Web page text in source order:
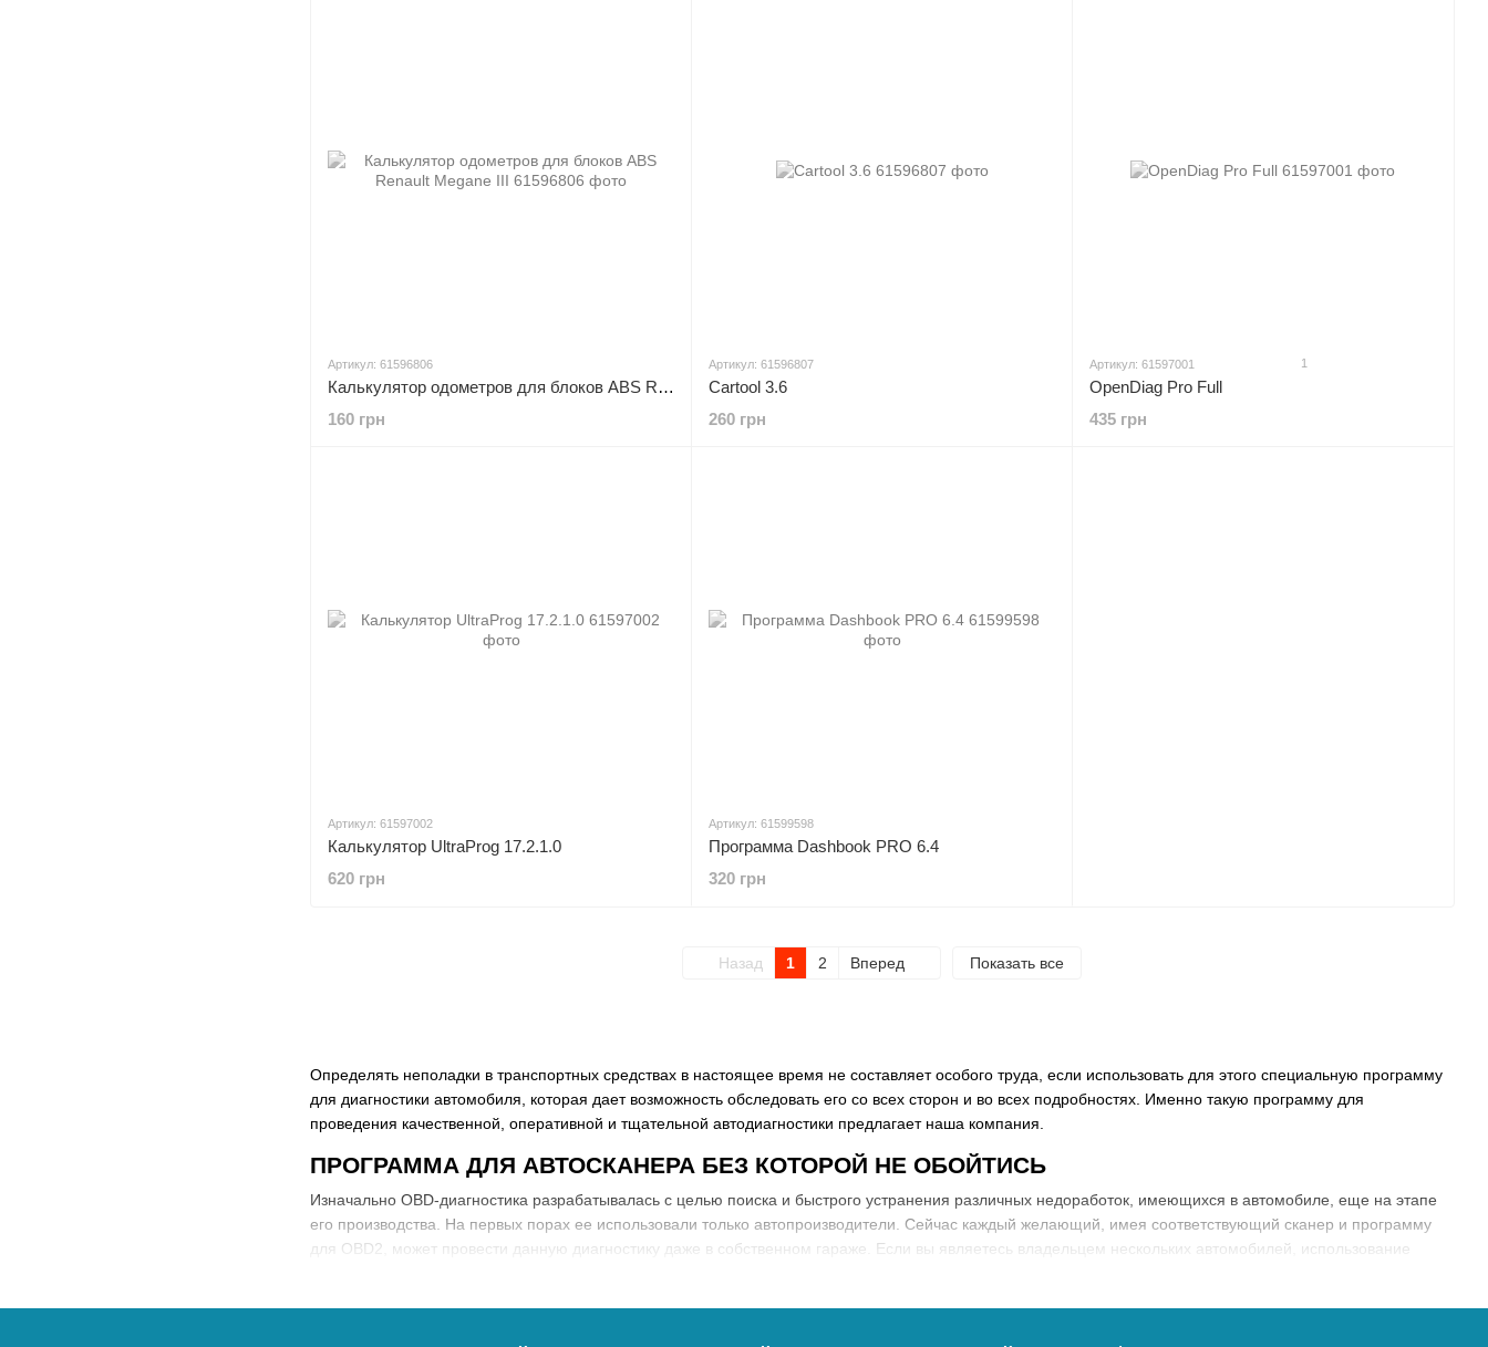
Определять неполадки в транспортных средствах в настоящее время не составляет особого труда, если использовать для этого специальную программу
для диагностики автомобиля, которая дает возможность обследовать его со всех сторон и во всех подробностях. Именно такую программу для
проведения качественной, оперативной и тщательной автодиагностики предлагает наша компания.
ПРОГРАММА ДЛЯ АВТОСКАНЕРА БЕЗ КОТОРОЙ НЕ ОБОЙТИСЬ
Изначально OBD-диагностика разрабатывалась с целью поиска и быстрого устранения различных недоработок, имеющихся в автомобиле, еще на этапе
его производства. На первых порах ее использовали только автопроизводители. Сейчас каждый желающий, имея соответствующий сканер и программу
для OBD2, может провести данную диагностику даже в собственном гараже. Если вы являетесь владельцем нескольких автомобилей, использование
Всем хорошо известно, насколько тщательно следят за тем, чтобы автомобильные выхлопы не наносили значительного вреда окружающей среде, в
Артикул: 61596806
Калькулятор одометров для блоков ABS Renault Megane III
160 грн
Артикул: 61596807
Cartool 3.6
260 грн
Артикул: 61597001 1
OpenDiag Pro Full
435 грн
Артикул: 61597002
Калькулятор UltraProg 17.2.1.0
620 грн
Артикул: 61599598
Программа Dashbook PRO 6.4
320 грн
Назад 1 2 Вперед Показать все